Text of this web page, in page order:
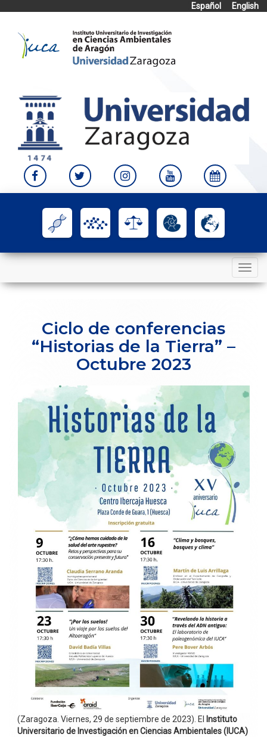
Español
English
content
Toggle
navigation
Ciclo de conferencias
“Historias de la Tierra” –
Octubre 2023
(Zaragoza. Viernes, 29 de septiembre de 2023). El
Instituto
Universitario de Investigación en Ciencias Ambientales (IUCA)